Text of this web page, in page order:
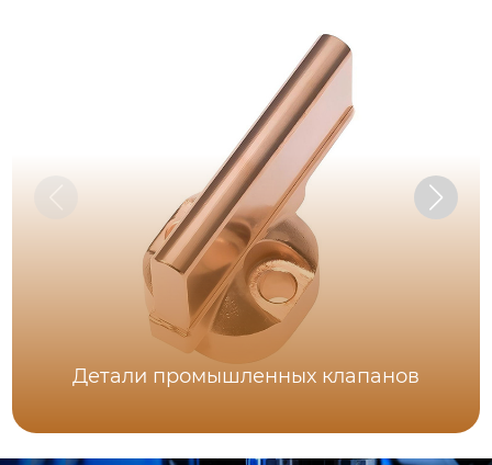
Детали промышленных клапанов